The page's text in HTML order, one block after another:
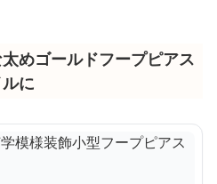
めゴールドフープピアス
に